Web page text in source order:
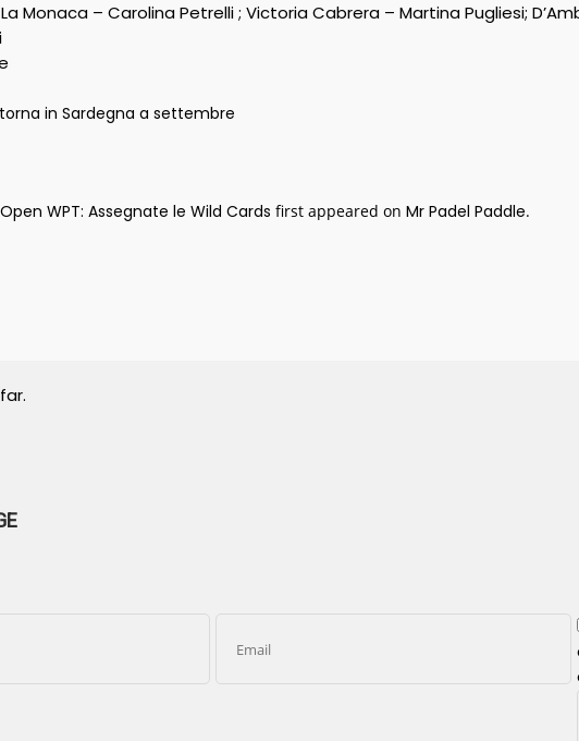
La Monaca – Carolina Petrelli ; Victoria Cabrera – Martina Pugliesi;
in Sardegna a settembre
WPT: Assegnate le Wild Cards first appeared on Mr Padel Paddle.